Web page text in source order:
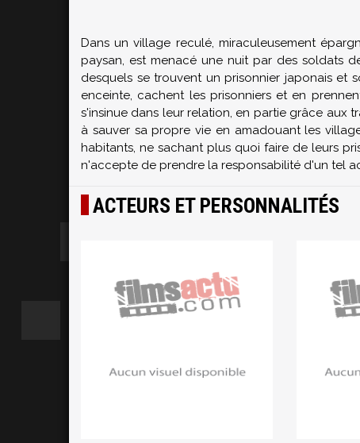
Dans un village reculé, miraculeusement
paysan, est menacé une nuit par des soldats
desquels se trouvent un prisonnier japonais et
enceinte, cachent les prisonniers et en
s'insinue dans leur relation, en partie grâce aux
à sauver sa propre vie en amadouant les
habitants, ne sachant plus quoi faire de leurs
n'accepte de prendre la responsabilité d'un tel
ACTEURS ET PERSONNALITÉS